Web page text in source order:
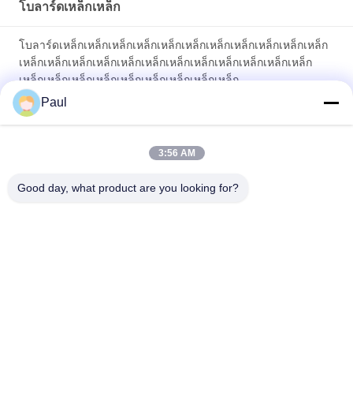
โบลาร์ดเหล็กเหล็ก
โบลาร์ดเหล็กเหล็กเหล็กเหล็กเหล็กเหล็กเหล็กเหล็กเหล็กเหล็กเหล็ก
เหล็กเหล็กเหล็กเหล็กเหล็กเหล็กเหล็กเหล็กเหล็กเหล็กเหล็กเหล็ก
เหล็กเหล็กเหล็กเหล็กเหล็กเหล็กเหล็กเหล็กเหล็ก
การจราจรทางถนน โบลาร์ดเหล็กเหล็กเหล็กเหล็กและอุปกรณ์กั้น
โบลาร์ดเหล็กประดับ โบลาร์ดจอดรถ โบลาร์ดจราจร โบลาร์ดเหล็ก
Paul
3:56 AM
Good day, what product are you looking for?